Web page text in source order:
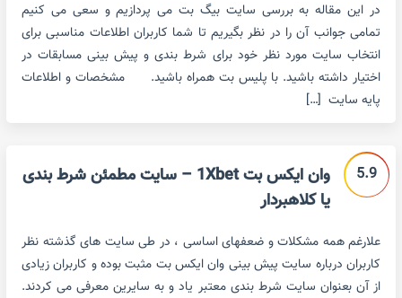
در این مقاله به بررسی سایت بیگ بت می پردازیم و سعی می کنیم
تمامی جوانب آن را در نظر بگیریم تا شما کاربران اطلاعات مناسبی برای
انتخاب سایت مورد نظر خود برای شرط بندی و پیش بینی مسابقات در
اختیار داشته باشید. با پلیس بت همراه باشید. مشخصات و اطلاعات
پایه سایت […]
5.9
وان ایکس بت 1Xbet – سایت مطمئن شرط بندی
یا کلاهبردار
علارغم همه مشکلات و ضعفهای اساسی ، در طی سایت های گذشته نظر
کاربران درباره سایت پیش بینی وان ایکس بت مثبت بوده و کاربران زیادی
از آن بعنوان سایت شرط بندی معتبر یاد و به سایرین معرفی می کردند.